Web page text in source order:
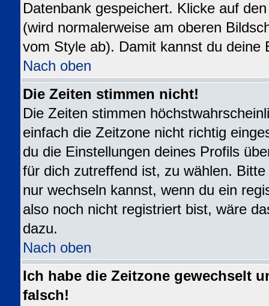
Datenbank gespeichert. Klicke auf
(wird normalerweise am oberen
vom Style ab). Damit kannst du deine
Nach oben
Die Zeiten stimmen nicht!
Die Zeiten stimmen
einfach die Zeitzone nicht richtig
du die Einstellungen deines Profils
für dich zutreffend ist, zu wählen.
nur wechseln kannst, wenn du ein
also noch nicht registriert bist, wäre
dazu.
Nach oben
Ich habe die Zeitzone gewechselt
falsch!